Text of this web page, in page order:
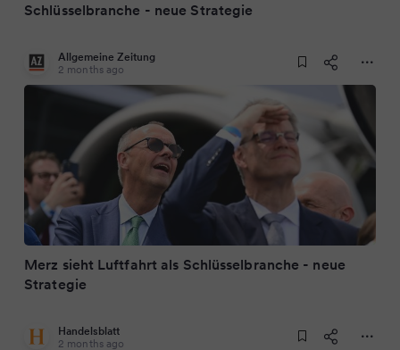
Schlüsselbranche - neue Strategie
Allgemeine Zeitung
2 months ago
Merz sieht Luftfahrt als Schlüsselbranche - neue
Strategie
Handelsblatt
2 months ago